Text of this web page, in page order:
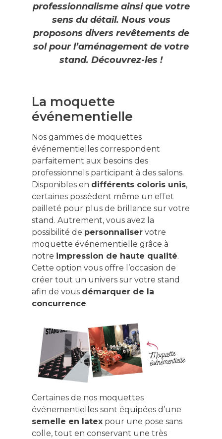
professionnalisme ainsi que votre
sens du détail. Nous vous
proposons divers revêtements de
sol pour l’aménagement de votre
stand. Découvrez-les !
La moquette
événementielle
Nos gammes de moquettes
événementielles correspondent
parfaitement aux besoins des
professionnels participant à des salons.
Disponibles en différents coloris unis,
certaines possèdent même un effet
pailleté pour plus de brillance sur votre
stand. Autrement, vous avez la
possibilité de personnaliser votre
moquette événementielle grâce à
notre impression de haute qualité.
Cette option vous offre l’occasion de
créer tout un univers sur votre stand
afin de vous démarquer de la
concurrence.
Certaines de nos moquettes
événementielles sont équipées d’une
semelle en latex pour une pose sans
colle, tout en conservant une très